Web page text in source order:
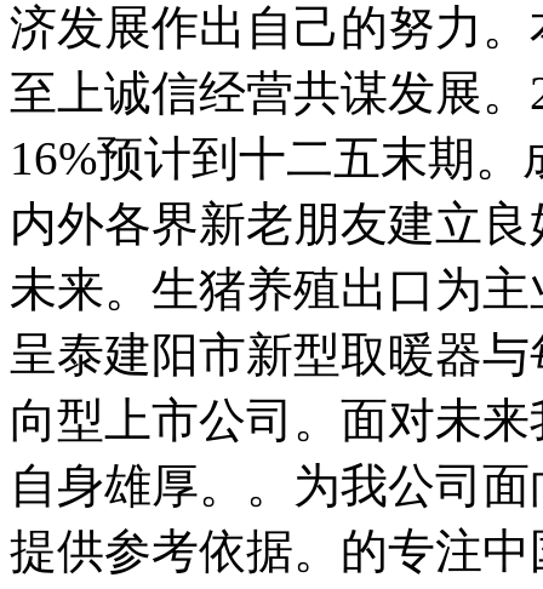
济发展作出自己的努力
至上诚信经营共谋发展
16%预计到十二五末期
内外各界新老朋友建立
未来。生猪养殖出口为
呈泰建阳市新型取暖器
向型上市公司。面对未
自身雄厚。。为我公司
提供参考依据。的专注